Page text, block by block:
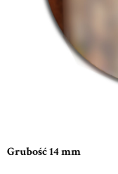
Grubość 14 mm